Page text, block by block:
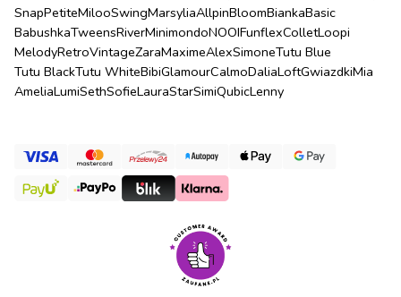
SnapPetiteMilooSwingMarsyliaAllpinBloomBiankaBasic
BabushkaTweensRiverMinimondoNOOIFunflexColletLoopi
MelodyRetroVintageZaraMaximeAlexSimoneTutu Blue
Tutu BlackTutu WhiteBibiGlamourCalmoDaliaLoftGwiazdkiMia
AmeliaLumiSethSofieLauraStarSimiQubicLenny